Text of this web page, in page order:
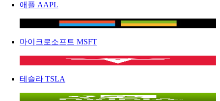
애플 AAPL
마이크로소프트 MSFT
테슬라 TSLA